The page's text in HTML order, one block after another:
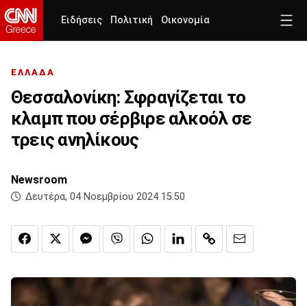
Ειδήσεις Πολιτική Οικονομία
ΕΛΛΑΔΑ
Θεσσαλονίκη: Σφραγίζεται το
κλαμπ που σέρβιρε αλκοόλ σε
τρεις ανηλίκους
Newsroom
Δευτέρα, 04 Νοεμβρίου 2024 15:50